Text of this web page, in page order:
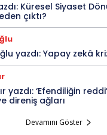
Küresel Siyaset
çıktı?
yazdı: Yapay zekâ
yazdı: ‘Efendiliğin
direniş ağları
Devamını Göster